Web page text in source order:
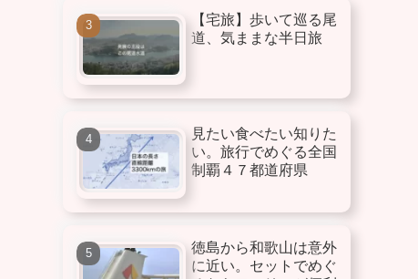
【宅旅】歩いて巡る尾
道、気ままな半日旅
見たい食べたい知りた
い。旅行でめぐる全国
制覇４７都道府県
徳島から和歌山は意外
に近い。セットでめぐ